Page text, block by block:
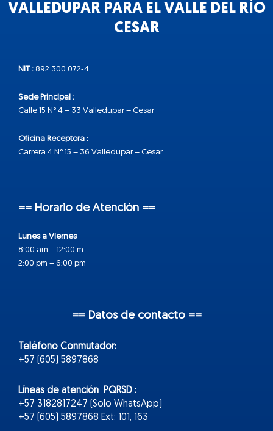
VALLEDUPAR PARA EL VALLE DEL RÍO
CESAR
NIT : 892.300.072-4
Sede Principal :
Calle 15 N° 4 – 33 Valledupar – Cesar
Oficina Receptora :
Carrera 4 N° 15 – 36 Valledupar – Cesar
== Horario de Atención ==
Lunes a Viernes
8:00 am – 12:00 m
2:00 pm – 6:00 pm
== Datos de contacto ==
Teléfono Conmutador:
+57 (605) 5897868
Líneas de atención PQRSD :
+57 3182817247 (Solo WhatsApp)
+57 (605) 5897868 Ext: 101, 163